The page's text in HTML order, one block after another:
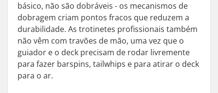
básico, não são dobráveis - os mecanismos de
dobragem criam pontos fracos que reduzem a
durabilidade. As trotinetes profissionais também
não vêm com travões de mão, uma vez que o
guiador e o deck precisam de rodar livremente
para fazer barspins, tailwhips e para atirar o deck
para o ar.